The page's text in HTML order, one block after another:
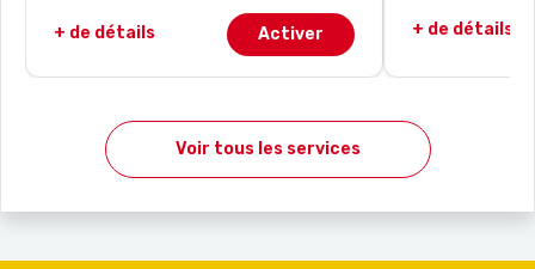
+ de détails Activer + de détails
Voir tous les services